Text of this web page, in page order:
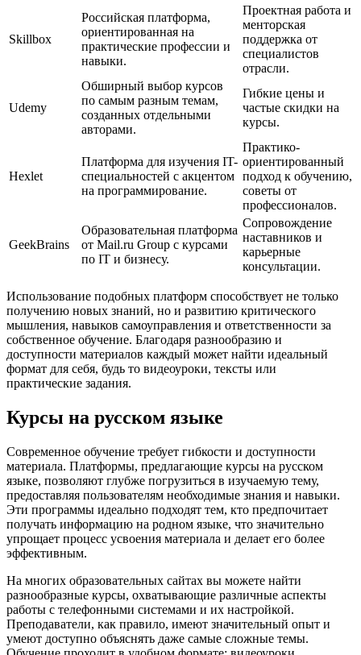
Skillbox
Российская платформа,
ориентированная на
практические профессии и
навыки.
Проектная работа и
менторская
поддержка от
специалистов
отрасли.
Udemy
Обширный выбор курсов
по самым разным темам,
созданных отдельными
авторами.
Гибкие цены и
частые скидки на
курсы.
Hexlet
Платформа для изучения IT-
специальностей с акцентом
на программирование.
Практико-
ориентированный
подход к обучению,
советы от
профессионалов.
GeekBrains
Образовательная платформа
от Mail.ru Group с курсами
по IT и бизнесу.
Сопровождение
наставников и
карьерные
консультации.
Использование подобных платформ способствует не только
получению новых знаний, но и развитию критического
мышления, навыков самоуправления и ответственности за
собственное обучение. Благодаря разнообразию и
доступности материалов каждый может найти идеальный
формат для себя, будь то видеоуроки, тексты или
практические задания.
Курсы на русском языке
Современное обучение требует гибкости и доступности
материала. Платформы, предлагающие курсы на русском
языке, позволяют глубже погрузиться в изучаемую тему,
предоставляя пользователям необходимые знания и навыки.
Эти программы идеально подходят тем, кто предпочитает
получать информацию на родном языке, что значительно
упрощает процесс усвоения материала и делает его более
эффективным.
На многих образовательных сайтах вы можете найти
разнообразные курсы, охватывающие различные аспекты
работы с телефонными системами и их настройкой.
Преподаватели, как правило, имеют значительный опыт и
умеют доступно объяснять даже самые сложные темы.